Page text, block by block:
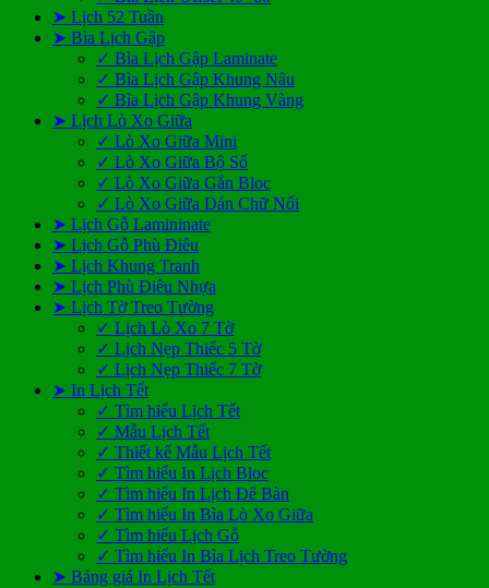
➤ Lịch 52 Tuần
➤ Bìa Lịch Gập
✓ Bìa Lịch Gập Laminate
✓ Bìa Lịch Gập Khung Nâu
✓ Bìa Lịch Gập Khung Vàng
➤ Lịch Lò Xo Giữa
✓ Lò Xo Giữa Mini
✓ Lò Xo Giữa Bộ Số
✓ Lò Xo Giữa Gắn Bloc
✓ Lò Xo Giữa Dán Chữ Nổi
➤ Lịch Gỗ Lamininate
➤ Lịch Gỗ Phù Điêu
➤ Lịch Khung Tranh
➤ Lịch Phù Điêu Nhựa
➤ Lịch Tờ Treo Tường
✓ Lịch Lò Xo 7 Tờ
✓ Lịch Nẹp Thiếc 5 Tờ
✓ Lịch Nẹp Thiếc 7 Tờ
➤ In Lịch Tết
✓ Tìm hiểu Lịch Tết
✓ Mẫu Lịch Tết
✓ Thiết kế Mẫu Lịch Tết
✓ Tìm hiểu In Lịch Bloc
✓ Tìm hiểu In Lịch Để Bàn
✓ Tìm hiểu In Bìa Lò Xo Giữa
✓ Tìm hiểu Lịch Gỗ
✓ Tìm hiểu In Bìa Lịch Treo Tường
➤ Bảng giá In Lịch Tết